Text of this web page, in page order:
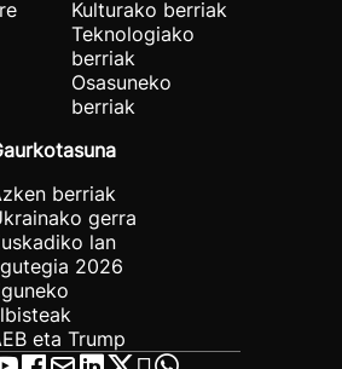
Kulturako berriak
Teknologiako
berriak
Osasuneko
berriak
berriak
gerra
lan
2026
eta Trump